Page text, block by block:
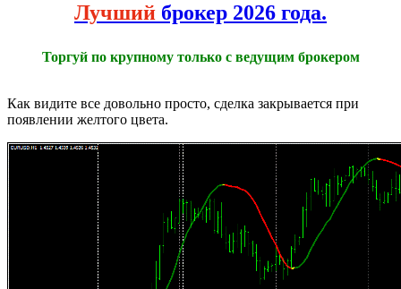
Лучший брокер 2026 года.
Торгуй по крупному только с ведущим брокером
Как видите все довольно просто, сделка закрывается при
появлении желтого цвета.